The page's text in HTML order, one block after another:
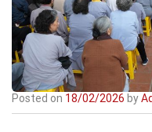
Posted on 18/02/2026 by